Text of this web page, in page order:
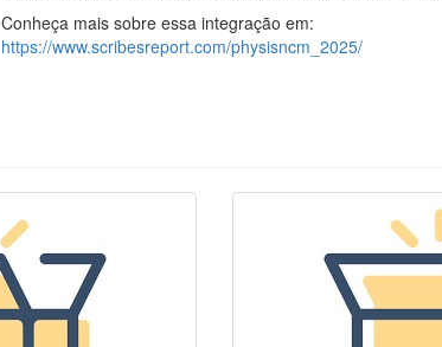
Conheça mais sobre essa integração em:
https://www.scribesreport.com/physisncm_2025/